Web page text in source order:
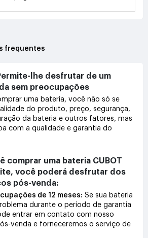
frequentes
lhe desfrutar de um
sem preocupações
uma bateria, você não só se
do produto, preço, segurança,
da bateria e outros fatores, mas
com a qualidade e garantia do
comprar uma bateria CUBOT
você poderá desfrutar dos
pós-venda:
de 12 meses: Se sua bateria
durante o período de garantia
entrar em contato com nosso
venda e forneceremos o serviço de